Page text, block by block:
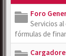
Foro
Servicios
fórmulas de